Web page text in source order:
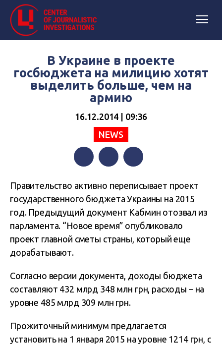
В Украине в проекте
госбюджета на милицию хотят
выделить больше, чем на
армию
16.12.2014 | 09:36
NEWS
Правительство активно переписывает проект
государственного бюджета Украины на 2015
год. Предыдущий документ Кабмин отозвал из
парламента. “Новое время” опубликовало
проект главной сметы страны, который еще
дорабатывают.
Согласно версии документа, доходы бюджета
составляют 432 млрд 348 млн грн, расходы – на
уровне 485 млрд 309 млн грн.
Прожиточный минимум предлагается
установить на 1 января 2015 на уровне 1214 грн, с